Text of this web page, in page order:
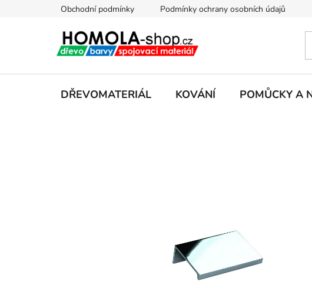
Obchodní podmínky Podmínky ochrany osobních údajů
DŘEVOMATERIÁL KOVÁNÍ POMŮCKY A